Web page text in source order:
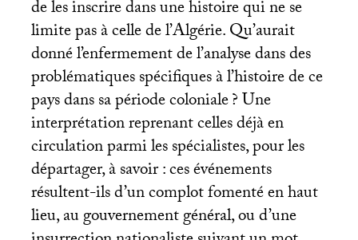
de les inscrire dans une histoire qui ne se
limite pas à celle de l’Algérie. Qu’aurait
donné l’enfermement de l’analyse dans des
problématiques spécifiques à l’histoire de ce
pays dans sa période coloniale? Une
interprétation reprenant celles déjà en
circulation parmi les spécialistes, pour les
départager, à savoir : ces événements
résultent-ils d’un complot fomenté en haut
lieu, au gouvernement général, ou d’une